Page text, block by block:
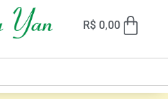
R$ 0,00